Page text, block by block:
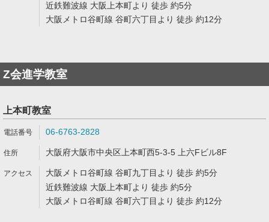
近鉄難波線 大阪上本町より 徒歩 約5分
大阪メトロ谷町線 谷町六丁目より 徒歩 約12分
Z会進学教室
上本町教室
06-6763-2828
大阪府大阪市中央区上本町西5-3-5 上六Fビル8F
大阪メトロ谷町線 谷町九丁目より 徒歩 約5分
近鉄難波線 大阪上本町より 徒歩 約5分
大阪メトロ谷町線 谷町六丁目より 徒歩 約12分